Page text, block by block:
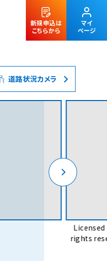
新規申込は
こちらから
マイ
ページ
道路状況カメラ
Licensed
rights